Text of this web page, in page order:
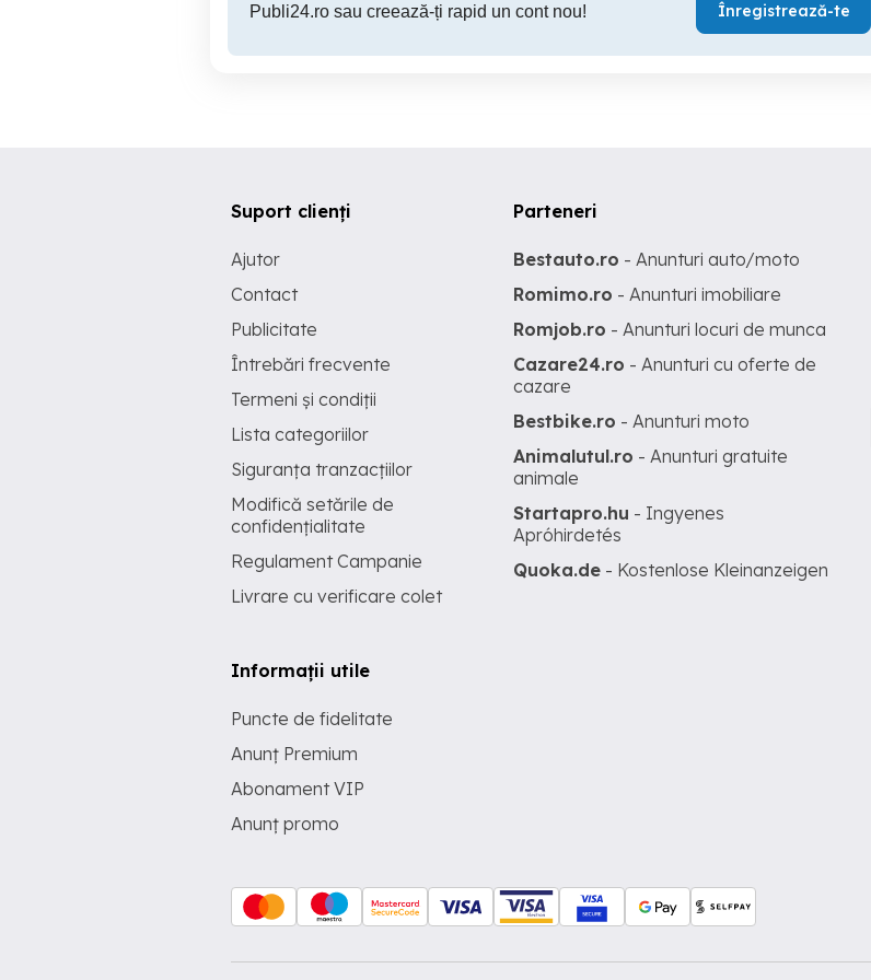
Publi24.ro sau creează-ți rapid un cont nou!
Înregistrează-te
Suport clienți
Ajutor
Contact
Publicitate
Întrebări frecvente
Termeni și condiții
Lista categoriilor
Siguranța tranzacțiilor
Modifică setările de
confidențialitate
Regulament Campanie
Livrare cu verificare colet
Informații utile
Puncte de fidelitate
Anunț Premium
Abonament VIP
Anunț promo
Parteneri
Bestauto.ro - Anunturi auto/moto
Romimo.ro - Anunturi imobiliare
Romjob.ro - Anunturi locuri de munca
Cazare24.ro - Anunturi cu oferte de
cazare
Bestbike.ro - Anunturi moto
Animalutul.ro - Anunturi gratuite
animale
Startapro.hu - Ingyenes
Apróhirdetés
Quoka.de - Kostenlose Kleinanzeigen